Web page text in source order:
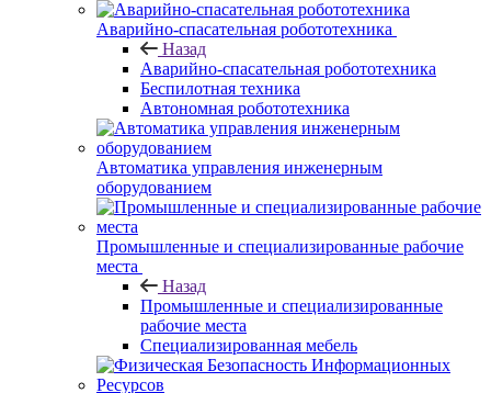
Аварийно-спасательная робототехника
Назад
Аварийно-спасательная робототехника
Беспилотная техника
Автономная робототехника
Автоматика управления инженерным
оборудованием
Промышленные и специализированные рабочие
места
Назад
Промышленные и специализированные
рабочие места
Специализированная мебель